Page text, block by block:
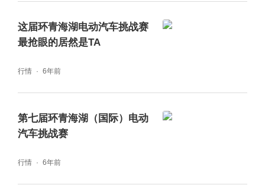
着中国汽车品牌向上的使命。“未来岚图汽车将
使命，持续为用户带来更多的，具有中国文化
这届环青海湖电动汽车挑战赛
最抢眼的居然是TA
行情 6年前
第七届环青海湖（国际）电动
汽车挑战赛
行情 6年前